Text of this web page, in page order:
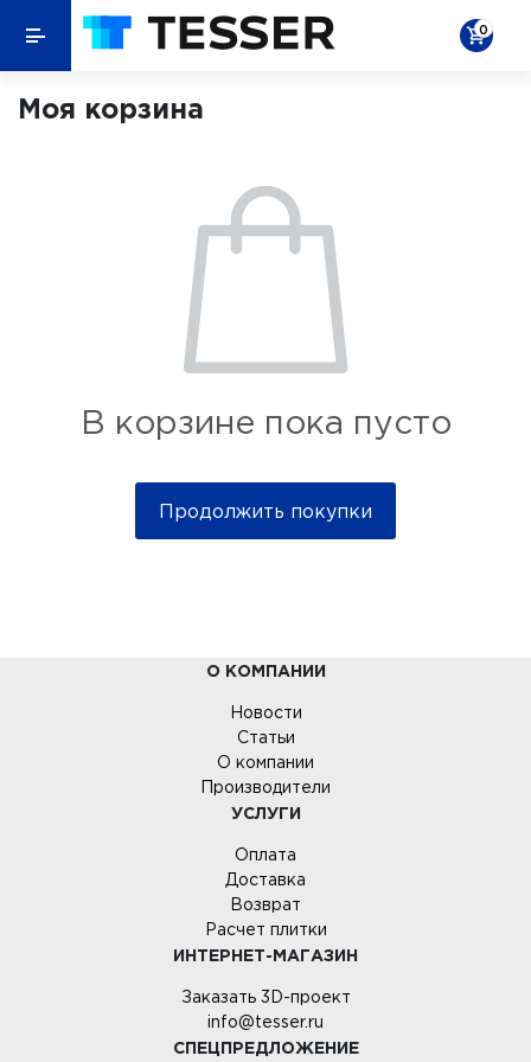
0
Моя корзина
В корзине пока пусто
Продолжить покупки
О КОМПАНИИ
Новости
Статьи
О компании
Производители
УСЛУГИ
Оплата
Доставка
Возврат
Расчет плитки
ИНТЕРНЕТ-МАГАЗИН
Заказать 3D-проект
info@tesser.ru
СПЕЦПРЕДЛОЖЕНИЕ